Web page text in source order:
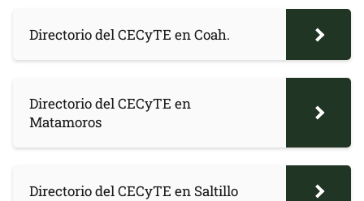
Directorio del CECyTE en Coah.
Directorio del CECyTE en
Matamoros
Directorio del CECyTE en Saltillo